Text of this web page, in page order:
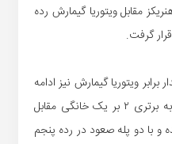
هنریکز مقابل ویتوریا گیمارش رده
گرفت.
برابر ویتوریا گیمارش نیز ادامه
یافت و یاران طارمی موفق شدند به برتری ۲ بر یک خانگی مقابل
۲۸ امتیازی شده و با دو پله صعود در رده پنجم